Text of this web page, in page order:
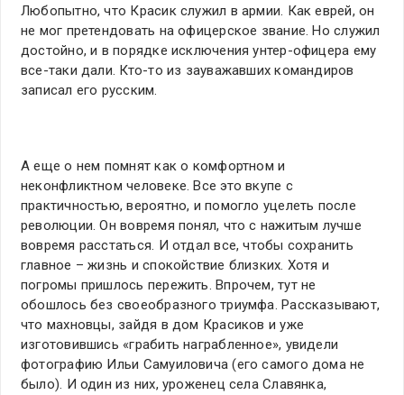
Любопытно, что Красик служил в армии. Как еврей, он
не мог претендовать на офицерское звание. Но служил
достойно, и в порядке исключения унтер-офицера ему
все-таки дали. Кто-то из зауважавших командиров
записал его русским.
А еще о нем помнят как о комфортном и
неконфликтном человеке. Все это вкупе с
практичностью, вероятно, и помогло уцелеть после
революции. Он вовремя понял, что с нажитым лучше
вовремя расстаться. И отдал все, чтобы сохранить
главное – жизнь и спокойствие близких. Хотя и
погромы пришлось пережить. Впрочем, тут не
обошлось без своеобразного триумфа. Рассказывают,
что махновцы, зайдя в дом Красиков и уже
изготовившись «грабить награбленное», увидели
фотографию Ильи Самуиловича (его самого дома не
было). И один из них, уроженец села Славянка,